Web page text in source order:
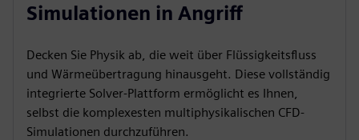
Simulationen in Angriff
Decken Sie Physik ab, die weit über Flüssigkeitsfluss
und Wärmeübertragung hinausgeht. Diese vollständig
integrierte Solver-Plattform ermöglicht es Ihnen,
selbst die komplexesten multiphysikalischen CFD-
Simulationen durchzuführen.